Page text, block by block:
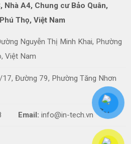
A4, Chung cư Bảo Quân,
Thọ, Việt Nam
Nguyễn Thị Minh Khai, Phường
Việt Nam
Đường 79, Phường Tăng Nhơn
Email: info@in-tech.vn